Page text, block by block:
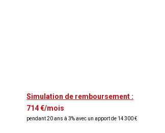
Simulation de remboursement :
714 €/mois
pendant 20 ans à 3% avec un apport de 14 300 €